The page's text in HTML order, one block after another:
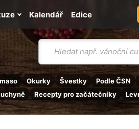
Vyhledávání
Okurky Švestky Podle ČSN
Recepty pro začátečníky
Kalendář Edice